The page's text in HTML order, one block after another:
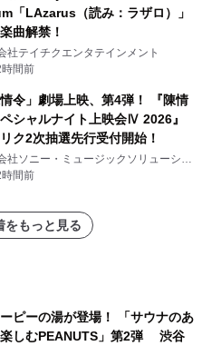
「LAzarus（読み：ラザロ）」
曲解禁！
社テイチクエンタテインメント
間前
情令」劇場上映、第4弾！ 『陳情
シャルナイト上映会Ⅳ 2026』
ク2次抽選先行受付開始！
社ソニー・ミュージックソリューショ
間前
をもっと見る
ピーの湯が登場！ 「サウナのあ
楽しむPEANUTS」第2弾 渋谷